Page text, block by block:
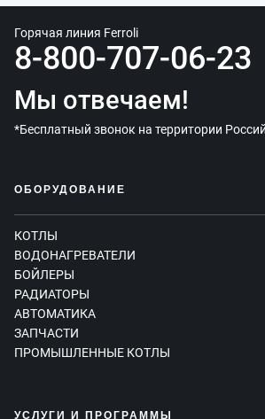
Горячая линия Ferroli
8-800-707-06-23
Мы отвечаем!
*Бесплатный звонок на территории
ОБОРУДОВАНИЕ
КОТЛЫ
ВОДОНАГРЕВАТЕЛИ
БОЙЛЕРЫ
РАДИАТОРЫ
АВТОМАТИКА
ЗАПЧАСТИ
ПРОМЫШЛЕННЫЕ КОТЛЫ
УСЛУГИ И ПРОГРАММЫ